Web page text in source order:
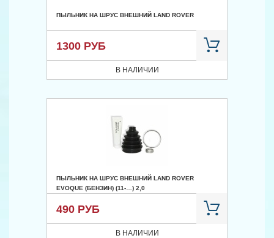
ПЫЛЬНИК НА ШРУС ВНЕШНИЙ LAND ROVER
1300 РУБ
В НАЛИЧИИ
ПЫЛЬНИК НА ШРУС ВНЕШНИЙ LAND ROVER
EVOQUE (БЕНЗИН) (11-…) 2,0
490 РУБ
В НАЛИЧИИ